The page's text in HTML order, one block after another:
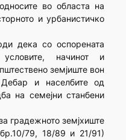
во областа на
и урбанистичко
дека со оспорената
начинот и
земјиште вон
и населбите од
на семејни станбени
градежното земјхиште
79, 18/89 и 21/91)